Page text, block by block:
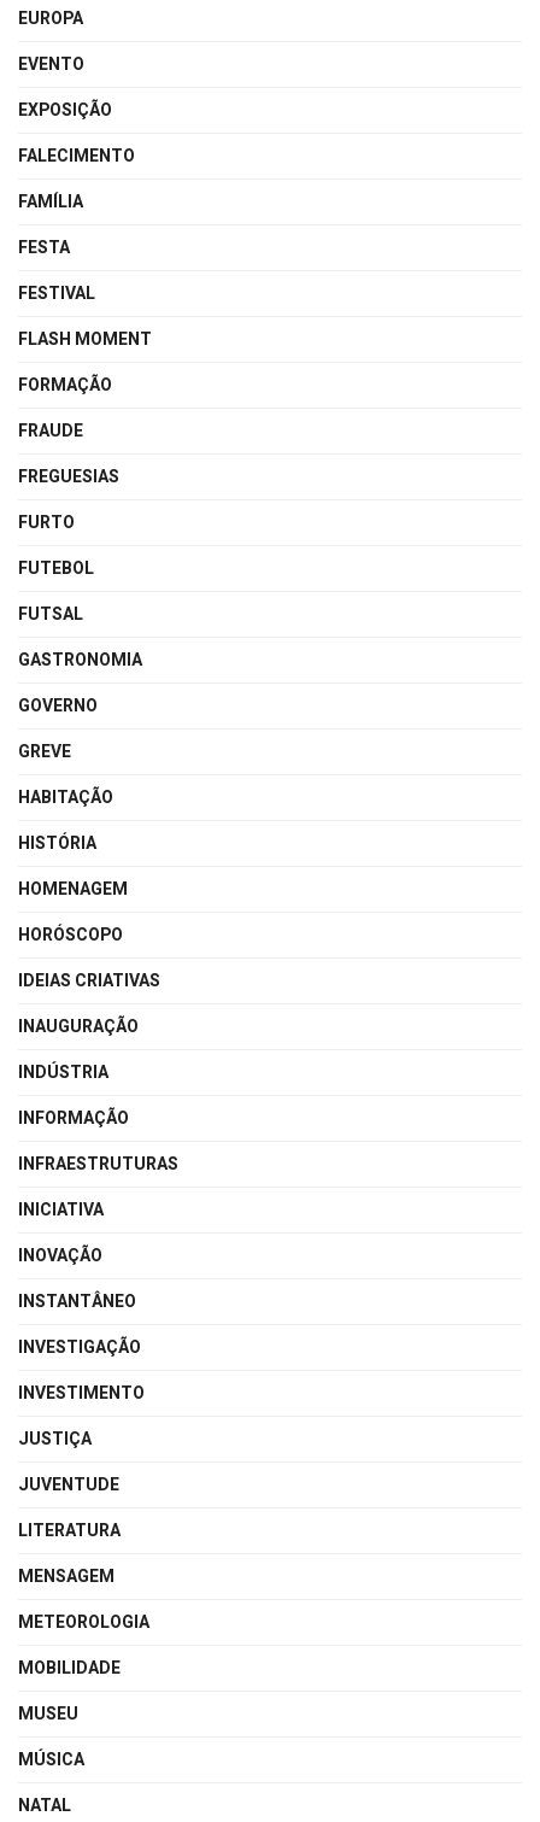
EUROPA
EVENTO
EXPOSIÇÃO
FALECIMENTO
FAMÍLIA
FESTA
FESTIVAL
FLASH MOMENT
FORMAÇÃO
FRAUDE
FREGUESIAS
FURTO
FUTEBOL
FUTSAL
GASTRONOMIA
GOVERNO
GREVE
HABITAÇÃO
HISTÓRIA
HOMENAGEM
HORÓSCOPO
IDEIAS CRIATIVAS
INAUGURAÇÃO
INDÚSTRIA
INFORMAÇÃO
INFRAESTRUTURAS
INICIATIVA
INOVAÇÃO
INSTANTÂNEO
INVESTIGAÇÃO
INVESTIMENTO
JUSTIÇA
JUVENTUDE
LITERATURA
MENSAGEM
METEOROLOGIA
MOBILIDADE
MUSEU
MÚSICA
NATAL